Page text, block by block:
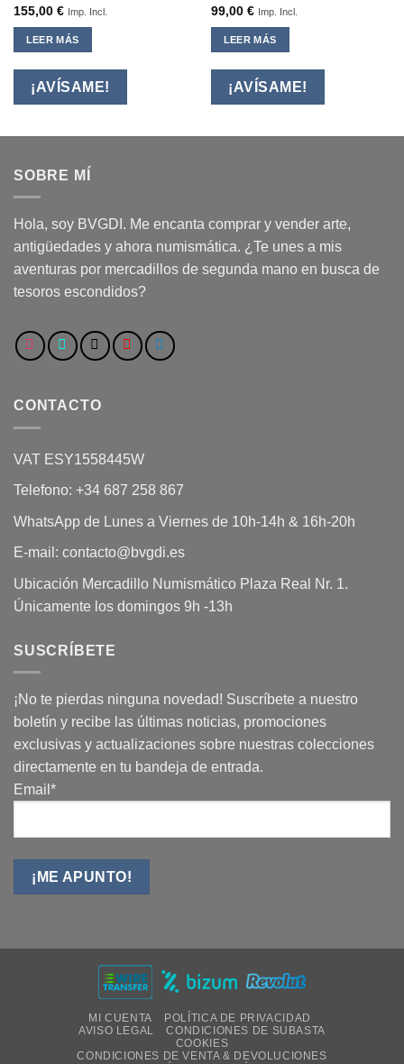
155,00 € Imp. Incl.
LEER MÁS
¡AVÍSAME!
99,00 € Imp. Incl.
LEER MÁS
¡AVÍSAME!
SOBRE MÍ
Hola, soy BVGDI. Me encanta comprar y vender arte,
antigüedades y ahora numismática. ¿Te unes a mis
aventuras por mercadillos de segunda mano en busca de
tesoros escondidos?
CONTACTO
VAT ESY1558445W
Telefono: +34 687 258 867
WhatsApp de Lunes a Viernes de 10h-14h & 16h-20h
E-mail: contacto@bvgdi.es
Ubicación Mercadillo Numismático Plaza Real Nr. 1.
Únicamente los domingos 9h -13h
SUSCRÍBETE
¡No te pierdas ninguna novedad! Suscríbete a nuestro
boletín y recibe las últimas noticias, promociones
exclusivas y actualizaciones sobre nuestras colecciones
directamente en tu bandeja de entrada.
Email*
MI CUENTA
POLÍTICA DE PRIVACIDAD
AVISO LEGAL
CONDICIONES DE SUBASTA
COOKIES
CONDICIONES DE VENTA & DEVOLUCIONES